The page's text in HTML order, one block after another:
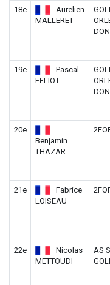
18e
Aurelien
MALLERET
19e
Pascal
FELIOT
20e
Benjamin
THAZAR
21e
Fabrice
LOISEAU
22e
Nicolas
METTOUDI
AS